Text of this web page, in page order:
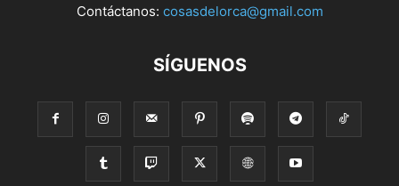
Contáctanos: cosasdelorca@gmail.com
SÍGUENOS